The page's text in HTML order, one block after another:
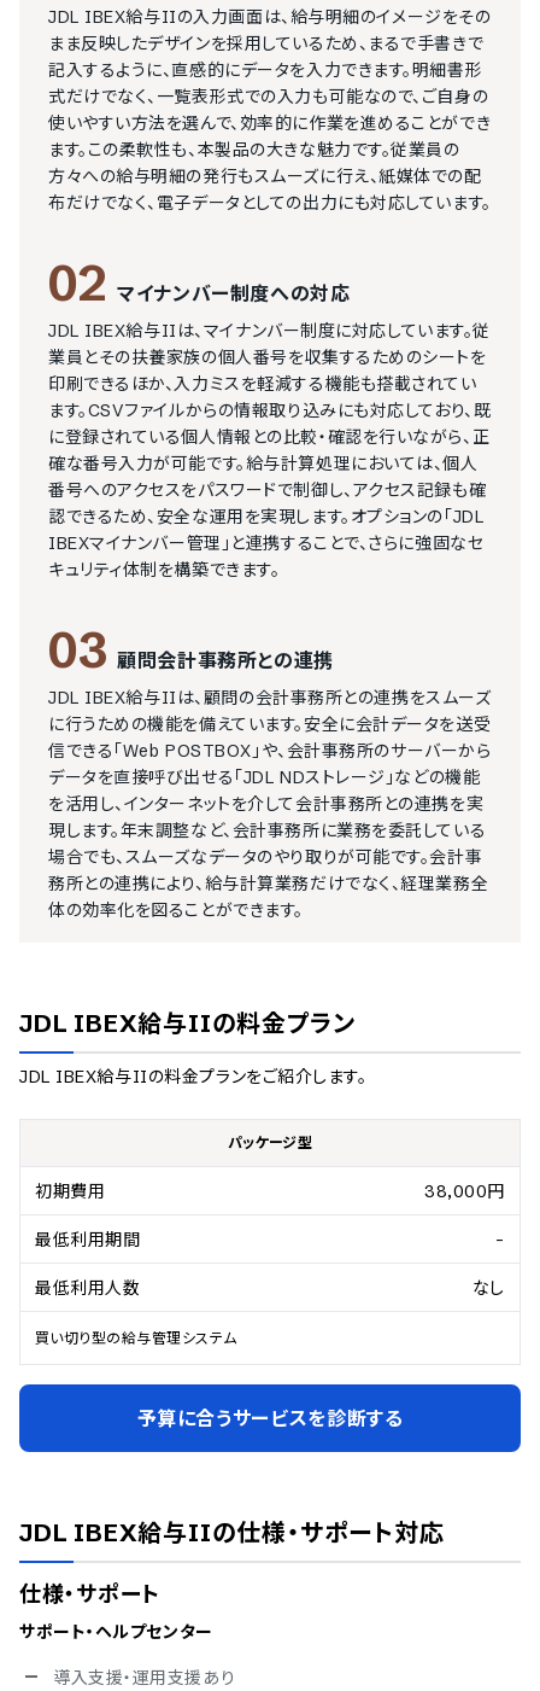
JDL IBEX給与IIの入力画面は、給与明細のイメージをその
まま反映したデザインを採用しているため、まるで手書きで
記入するように、直感的にデータを入力できます。明細書形
式だけでなく、一覧表形式での入力も可能なので、ご自身の
使いやすい方法を選んで、効率的に作業を進めることができ
ます。この柔軟性も、本製品の大きな魅力です。従業員の
方々への給与明細の発行もスムーズに行え、紙媒体での配
布だけでなく、電子データとしての出力にも対応しています。
02 マイナンバー制度への対応
JDL IBEX給与IIは、マイナンバー制度に対応しています。従
業員とその扶養家族の個人番号を収集するためのシートを
印刷できるほか、入力ミスを軽減する機能も搭載されてい
ます。CSVファイルからの情報取り込みにも対応しており、既
に登録されている個人情報との比較・確認を行いながら、正
確な番号入力が可能です。給与計算処理においては、個人
番号へのアクセスをパスワードで制御し、アクセス記録も確
認できるため、安全な運用を実現します。オプションの「JDL
IBEXマイナンバー管理」と連携することで、さらに強固なセ
キュリティ体制を構築できます。
03 顧問会計事務所との連携
JDL IBEX給与IIは、顧問の会計事務所との連携をスムーズ
に行うための機能を備えています。安全に会計データを送受
信できる「Web POSTBOX」や、会計事務所のサーバーから
データを直接呼び出せる「JDL NDストレージ」などの機能
を活用し、インターネットを介して会計事務所との連携を実
現します。年末調整など、会計事務所に業務を委託している
場合でも、スムーズなデータのやり取りが可能です。会計事
務所との連携により、給与計算業務だけでなく、経理業務全
体の効率化を図ることができます。
JDL IBEX給与IIの料金プラン
JDL IBEX給与IIの料金プランをご紹介します。
パッケージ型
初期費用 38,000円
最低利用期間 -
最低利用人数 なし
買い切り型の給与管理システム
予算に合うサービスを診断する
JDL IBEX給与IIの仕様・サポート対応
仕様・サポート
サポート・ヘルプセンター
導入支援・運用支援あり